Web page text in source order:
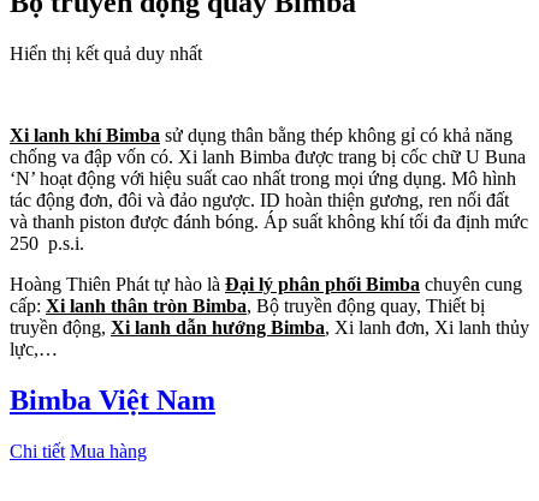
Hiển thị kết quả duy nhất
Xi lanh khí Bimba sử dụng thân bằng thép không gỉ có khả năng
chống va đập vốn có. Xi lanh Bimba được trang bị cốc chữ U Buna
‘N’ hoạt động với hiệu suất cao nhất trong mọi ứng dụng. Mô hình
tác động đơn, đôi và đảo ngược. ID hoàn thiện gương, ren nối đất
và thanh piston được đánh bóng. Áp suất không khí tối đa định mức
250 p.s.i.
Hoàng Thiên Phát tự hào là Đại lý phân phối Bimba chuyên cung
cấp: Xi lanh thân tròn Bimba, Bộ truyền động quay, Thiết bị
truyền động, Xi lanh dẫn hướng Bimba, Xi lanh đơn, Xi lanh thủy
lực,…
Bimba Việt Nam
Chi tiết Mua hàng